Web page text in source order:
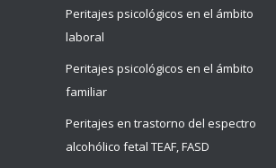
Peritajes psicológicos en el ámbito
laboral
Peritajes psicológicos en el ámbito
familiar
Peritajes en trastorno del espectro
alcohólico fetal TEAF, FASD